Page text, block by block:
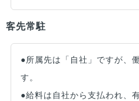
客先常駐
●所属先は「自社」ですが、
す。
●給料は自社から支払われ、